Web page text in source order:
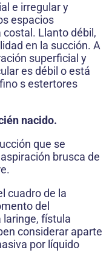
e irregular y
espacios
Llanto débil,
en la succión. A
superficial y
es débil o está
s estertores
nacido.
que se
brusca de
cuadro de la
del
fístula
considerar aparte
por líquido